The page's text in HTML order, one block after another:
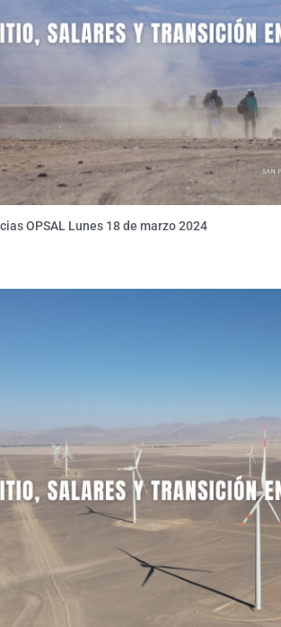
OPSAL Lunes 18 de marzo 2024